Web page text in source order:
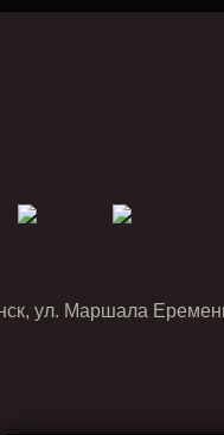
ул. Маршала